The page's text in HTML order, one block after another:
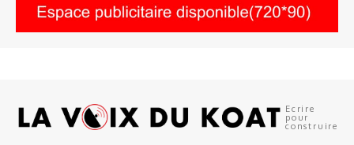
Ecrire
pour
construire